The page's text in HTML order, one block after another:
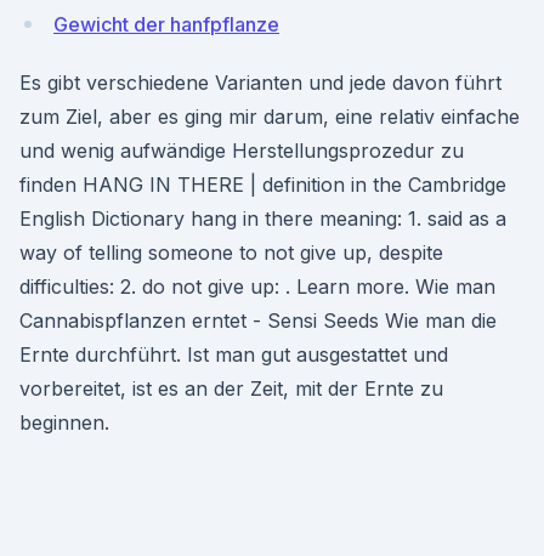
Gewicht der hanfpflanze
Es gibt verschiedene Varianten und jede davon führt
zum Ziel, aber es ging mir darum, eine relativ einfache
und wenig aufwändige Herstellungsprozedur zu
finden HANG IN THERE | definition in the Cambridge
English Dictionary hang in there meaning: 1. said as a
way of telling someone to not give up, despite
difficulties: 2. do not give up: . Learn more. Wie man
Cannabispflanzen erntet - Sensi Seeds Wie man die
Ernte durchführt. Ist man gut ausgestattet und
vorbereitet, ist es an der Zeit, mit der Ernte zu
beginnen.